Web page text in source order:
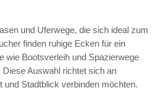
und Uferwege, die sich ideal zum
finden ruhige Ecken für ein
wie Bootsverleih und Spazierwege
Auswahl richtet sich an
und Stadtblick verbinden möchten.